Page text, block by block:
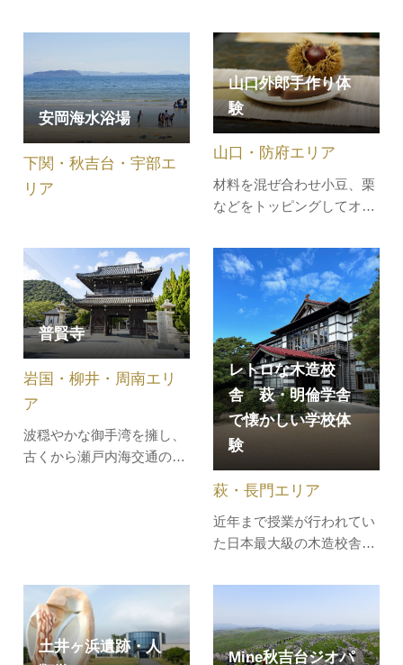
憲法の制定や不平等条約の
む当時の時代の流れを伊藤
公の言動から紹介しま
す。 特別展の実施など新
たなコンテンツで誘客を図
ることができるとともに、
農産物等直売…
新幹線発着駅という場所が
ら、山口市のみならず、駅
を拠点とした広範囲の案内
にも案内員さんが丁寧に対
応。また、外国人対応担当
の方がおられ（常時ではあ
りません…
安岡海水浴場
下関・秋吉台・宇部エ
リア
山口外郎手作り体
験
材料を混ぜ合わせ小豆、栗
などをトッピングしてオリ
りたての自分だけの味を楽
しむことができます。＼地
元ライターが体験してみま
した！／
山口・防府エリア
普賢寺
波穏やかな御手湾を擁し、
古くから瀬戸内海交通の良
の守り仏として信仰され、
瀬戸内を航行する諸国の廻
船が寄港して航路の安全を
祈願する…
岩国・柳井・周南エリ
ア
レトロな木造校
舎 萩・明倫学舎
で懐かしい学校体
験
近年まで授業が行われてい
た日本最大級の木造校舎の
体験や、小学校の教室を再
道を体験し、昔ながらの食
器を使った学校給食を堪
萩・長門エリア
土井ヶ浜遺跡・人
Mine秋吉台ジオパ